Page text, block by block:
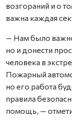
возгораний и о
важна каждая
— Нам было важно
но и донести
человека в
Пожарный
но его работа
правила
помощь, —